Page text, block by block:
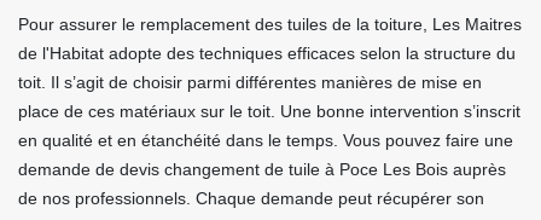
Pour assurer le remplacement des tuiles de la toiture, Les Maitres
de l'Habitat adopte des techniques efficaces selon la structure du
toit. Il s’agit de choisir parmi différentes manières de mise en
place de ces matériaux sur le toit. Une bonne intervention s’inscrit
en qualité et en étanchéité dans le temps. Vous pouvez faire une
demande de devis changement de tuile à Poce Les Bois auprès
de nos professionnels. Chaque demande peut récupérer son